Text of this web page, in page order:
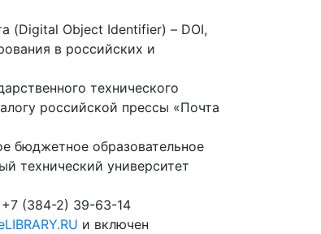
(Digital Object Identifier) – DOI,
в российских и
технического
российской прессы «Почта
бюджетное образовательное
технический университет
+7 (384-2) 39-63-14
и включен